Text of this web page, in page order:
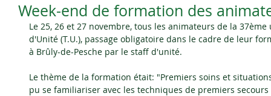
Week-end de formation des
Le 25, 26 et 27 novembre, tous les animateurs de la
d'Unité (T.U.), passage obligatoire dans le cadre de leur
à Brûly-de-Pesche par le staff d'unité.
Le thème de la formation était: "Premiers soins et
pu se familiariser avec les techniques de premiers